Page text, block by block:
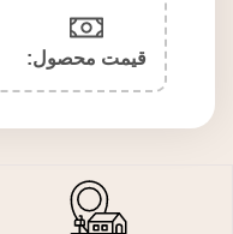
قیمت محصول:​